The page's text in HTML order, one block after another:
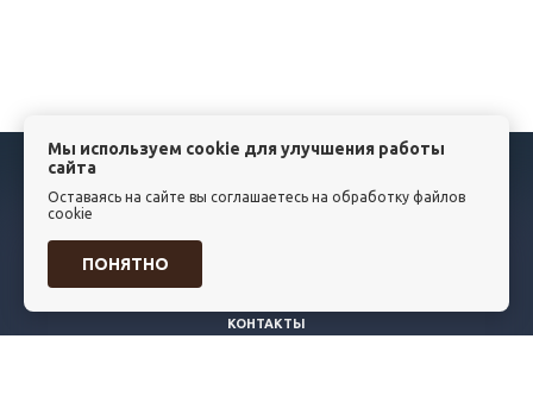
НОВОСТИ
КОНТАКТЫ
Мы используем cookie для улучшения работы
сайта
Оставаясь на сайте вы соглашаетесь на обработку файлов
cookie
ПОНЯТНО